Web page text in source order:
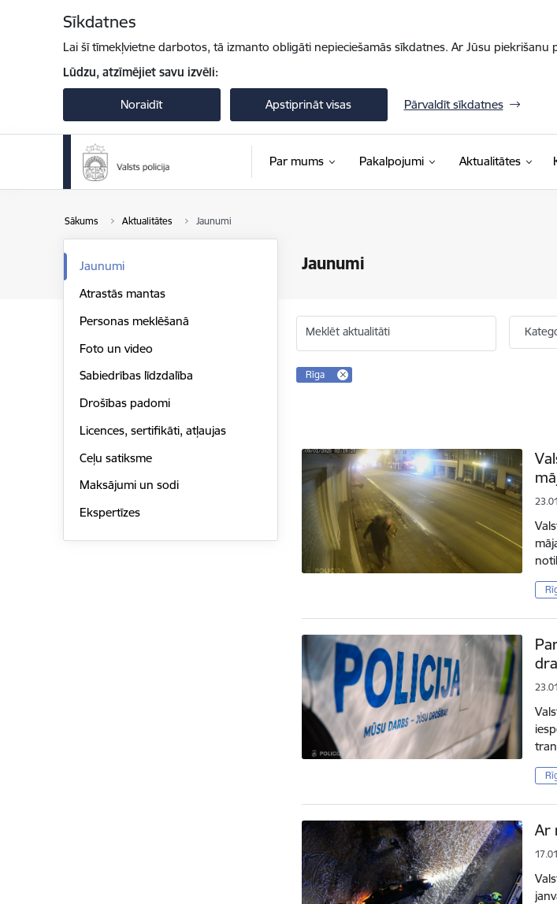
Sīkdatnes
Lai šī tīmekļvietne darbotos, tā izmanto obligāti nepieciešamās sīkdatnes. Ar Jūsu
Lūdzu, atzīmējiet savu izvēli:
Noraidīt Apstiprināt visas Pārvaldīt sīkdatnes
Par mums Pakalpojumi Aktualitātes
Sākums Aktualitātes Jaunumi
Jaunumi
Jaunumi
Atrastās mantas
Personas meklēšanā
Foto un video
Sabiedrības līdzdalība
Drošības padomi
Licences, sertifikāti, atļaujas
Ceļu satiksme
Maksājumi un sodi
Ekspertīzes
Meklēt aktualitāti
Rīga
Ar